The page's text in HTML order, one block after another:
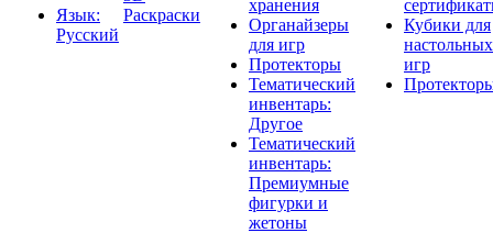
Язык:
Русский
Раскраски
хранения
Органайзеры
для игр
Протекторы
Тематический
инвентарь:
Другое
Тематический
инвентарь:
Премиумные
фигурки и
жетоны
Кубики для
настольных
игр